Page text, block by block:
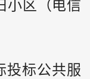
小区（电信
投标公共服